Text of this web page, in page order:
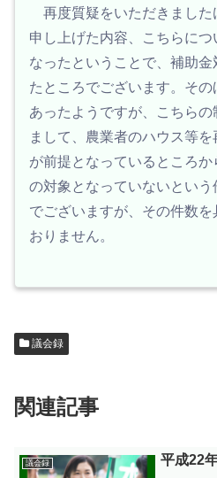
再度質疑をいただきました
申し上げた内容、こちらに
なったということで、補助
たところでございます。そ
あったようですが、こちら
まして、農業者のハウス等
が前提となっているところ
の対象となっていないという
でございますが、その件数
おりません。
議会録
関連記事
議会録 平成22